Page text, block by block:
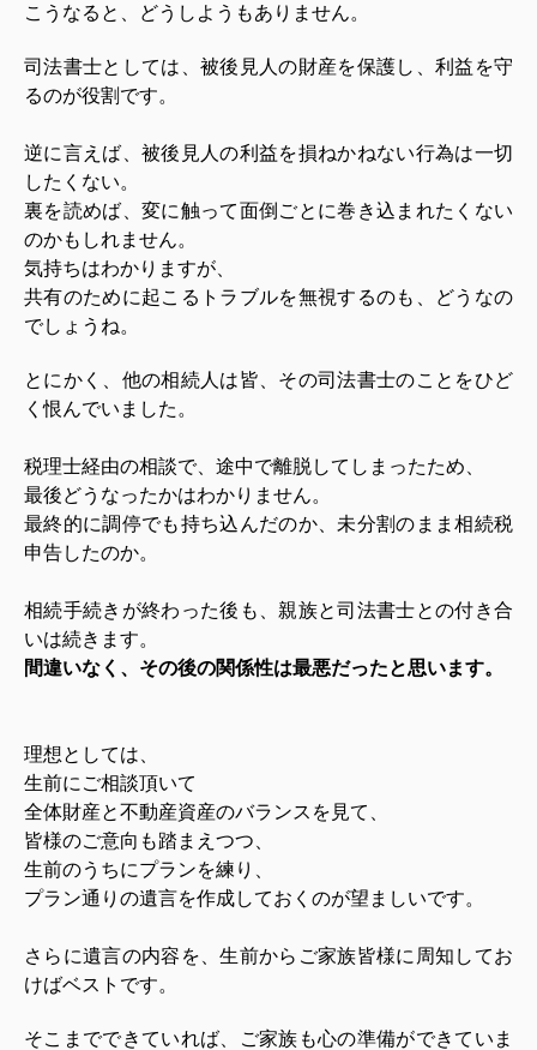
こうなると、どうしようもありません。
司法書士としては、被後見人の財産を保護し、利益を守
るのが役割です。
逆に言えば、被後見人の利益を損ねかねない行為は一切
したくない。
裏を読めば、変に触って面倒ごとに巻き込まれたくない
のかもしれません。
気持ちはわかりますが、
共有のために起こるトラブルを無視するのも、どうなの
でしょうね。
とにかく、他の相続人は皆、その司法書士のことをひど
く恨んでいました。
税理士経由の相談で、途中で離脱してしまったため、
最後どうなったかはわかりません。
最終的に調停でも持ち込んだのか、未分割のまま相続税
申告したのか。
相続手続きが終わった後も、親族と司法書士との付き合
いは続きます。
間違いなく、その後の関係性は最悪だったと思います。
理想としては、
生前にご相談頂いて
全体財産と不動産資産のバランスを見て、
皆様のご意向も踏まえつつ、
生前のうちにプランを練り、
プラン通りの遺言を作成しておくのが望ましいです。
さらに遺言の内容を、生前からご家族皆様に周知してお
けばベストです。
そこまでできていれば、ご家族も心の準備ができていま